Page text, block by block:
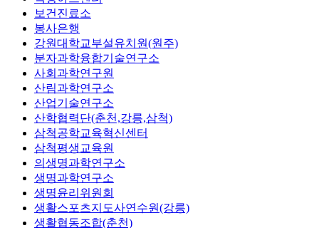
보건진료소
봉사은행
강원대학교부설유치원(원주)
분자과학융합기술연구소
사회과학연구원
산림과학연구소
산업기술연구소
산학협력단(춘천,강릉,삼척)
삼척공학교육혁신센터
삼척평생교육원
의생명과학연구소
생명과학연구소
생명윤리위원회
생활스포츠지도사연수원(강릉)
생활협동조합(춘천)